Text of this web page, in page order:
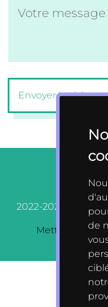
de
Envoyer la chèvre
*Le dino est repu et
Après sa digestion,
vous dans les plus brefs
2022-2026 Tous
Mettre à jour